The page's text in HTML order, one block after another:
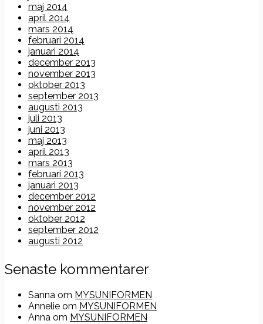
maj 2014
april 2014
mars 2014
februari 2014
januari 2014
december 2013
november 2013
oktober 2013
september 2013
augusti 2013
juli 2013
juni 2013
maj 2013
april 2013
mars 2013
februari 2013
januari 2013
december 2012
november 2012
oktober 2012
september 2012
augusti 2012
Senaste kommentarer
Sanna om MYSUNIFORMEN
Annelie om MYSUNIFORMEN
Anna om MYSUNIFORMEN